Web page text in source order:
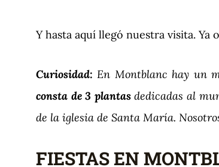
Y hasta aquí llegó nuestra visita.
Curiosidad:En Montblanc hay un
consta de 3 plantasdedicadas al
de la iglesia de Santa María.
FIESTAS EN